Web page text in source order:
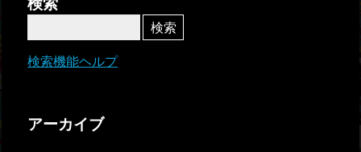
検索機能ヘルプ
アーカイブ